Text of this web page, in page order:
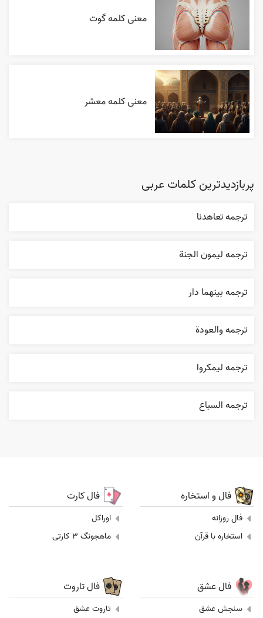
معنی کلمه گوت
معنی کلمه معشر
پربازدیدترین کلمات عربی
ترجمه تعاهدنا
ترجمه ليمون الجنة
ترجمه بينهما دار
ترجمه والعودة
ترجمه ليمکروا
ترجمه السباع
فال و استخاره
فال روزانه
استخاره با قرآن
فال کارت
اوراکل
ماهجونگ 3 کارتی
فال عشق
سنجش عشق
فال تاروت
تاروت عشق